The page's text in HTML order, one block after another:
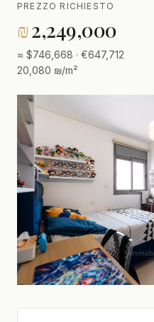
PREZZO RICHIESTO
₪2,249,000
≈ $746,668 · €647,712
20,080 ₪/m²